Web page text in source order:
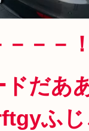
－－
ドだあ
ふじ